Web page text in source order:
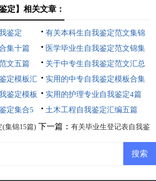
定】相关文章：
鉴定
有关本科生自我鉴定范文集锦
八篇
集十篇
医学毕业生自我鉴定范文锦集
8篇
文五篇
关于中专生自我鉴定范文汇总
7篇
定模板汇
实用的中专自我鉴定模板合集
六篇
鉴定模板
实用的护理专业自我鉴定4篇
定集合5
土木工程自我鉴定汇编五篇
(集锦15篇) 下一篇： 有关毕业生登记表自我鉴